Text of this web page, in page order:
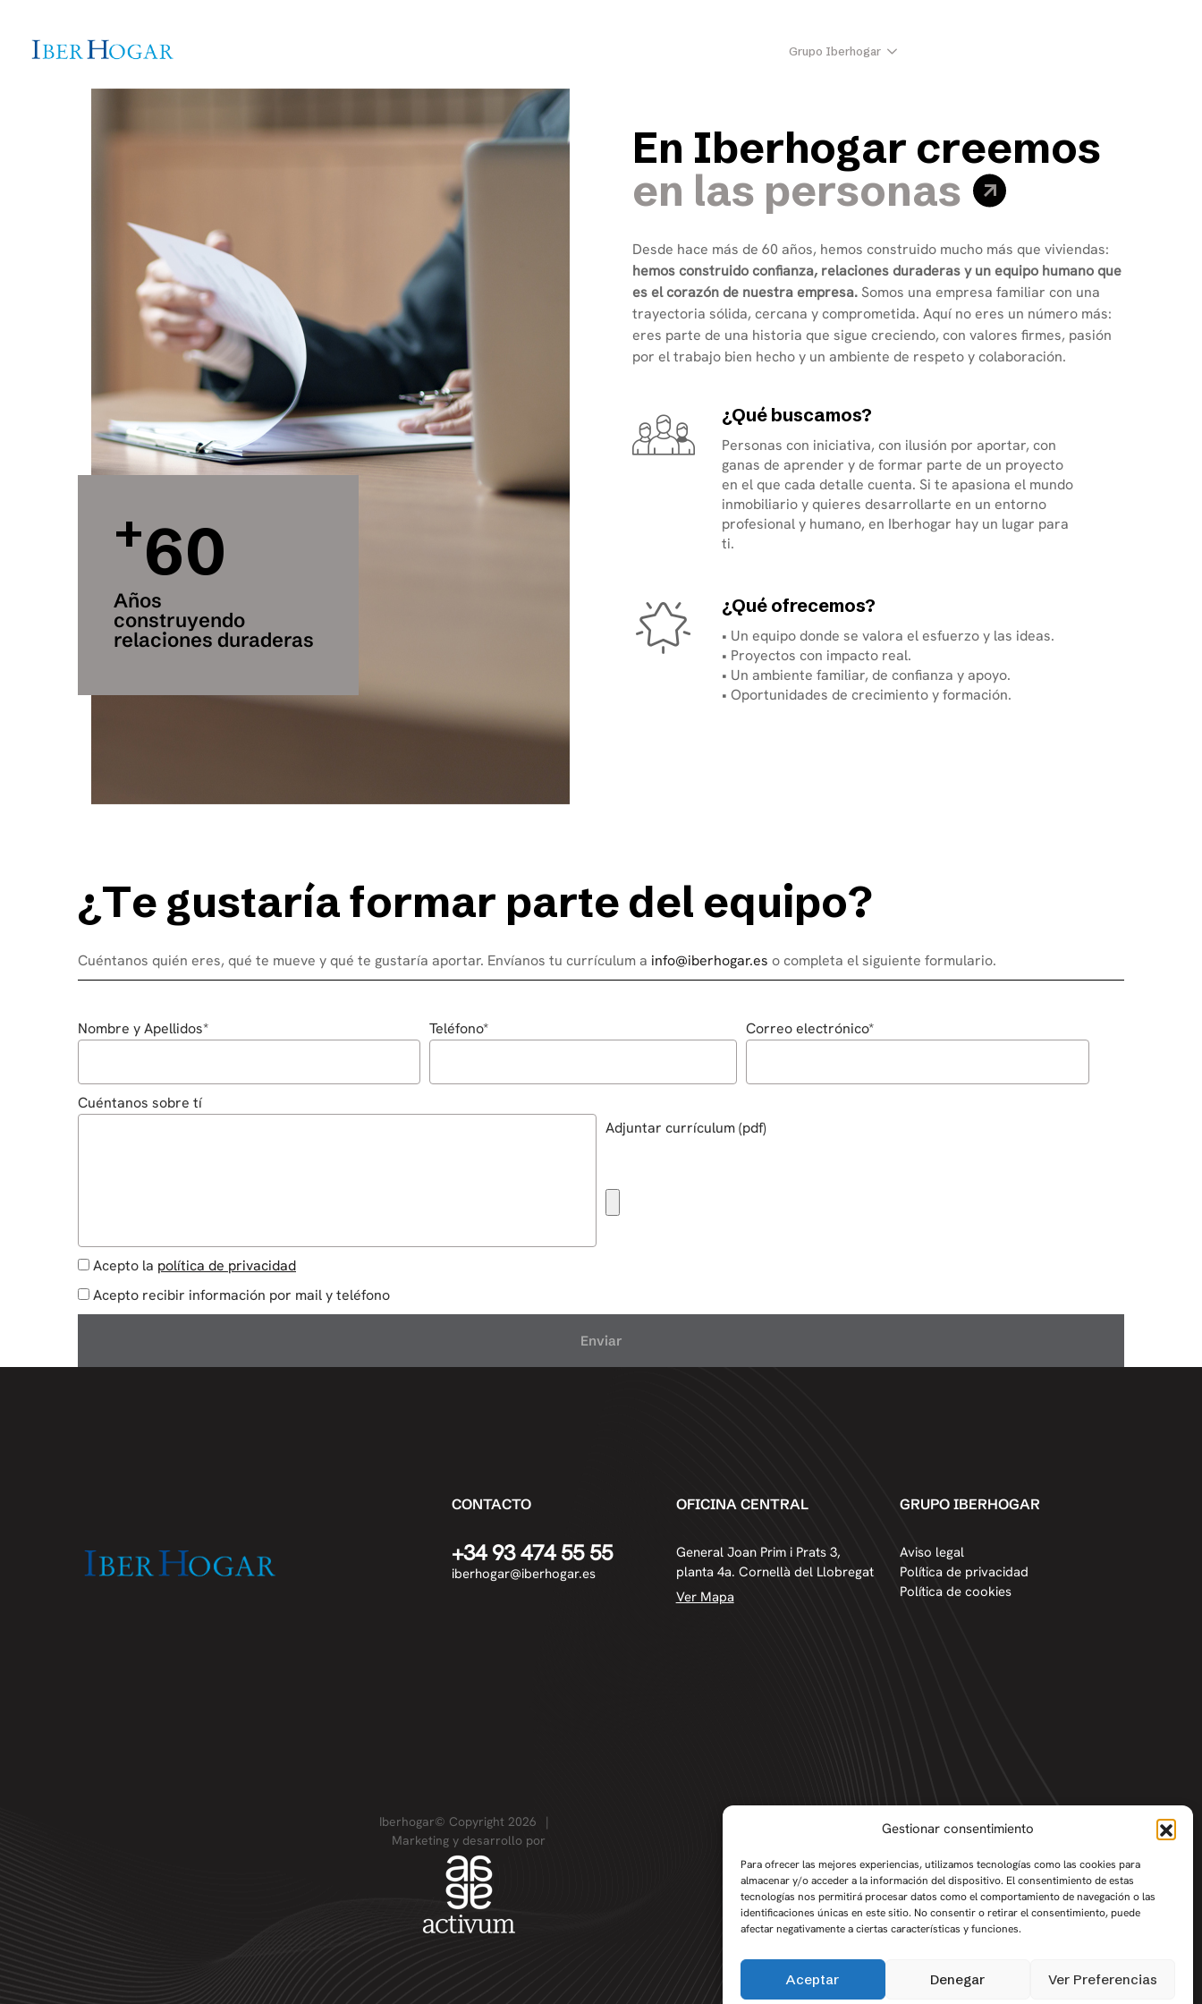
Gestionar consentimiento
Para ofrecer las mejores experiencias, utilizamos tecnologías como las cookies para
almacenar y/o acceder a la información del dispositivo. El consentimiento de estas
tecnologías nos permitirá procesar datos como el comportamiento de navegación o las
identificaciones únicas en este sitio. No consentir o retirar el consentimiento, puede
afectar negativamente a ciertas características y funciones.
Aceptar Denegar Ver Preferencias
Grupo Iberhogar
+60
Años
construyendo
relaciones duraderas
En Iberhogar creemos
en las personas
Desde hace más de 60 años, hemos construido mucho más que viviendas:
hemos construido confianza, relaciones duraderas y un equipo humano que
es el corazón de nuestra empresa.Somos una empresa familiar con una
trayectoria sólida, cercana y comprometida. Aquí no eres un número más:
eres parte de una historia que sigue creciendo, con valores firmes, pasión
por el trabajo bien hecho y un ambiente de respeto y colaboración.
¿Qué buscamos?
Personas con iniciativa, con ilusión por aportar, con
ganas de aprender y de formar parte de un proyecto
en el que cada detalle cuenta. Si te apasiona el mundo
inmobiliario y quieres desarrollarte en un entorno
profesional y humano, en Iberhogar hay un lugar para
ti.
¿Qué ofrecemos?
• Un equipo donde se valora el esfuerzo y las ideas.
• Proyectos con impacto real.
• Un ambiente familiar, de confianza y apoyo.
• Oportunidades de crecimiento y formación.
¿Te gustaríaformar parte del equipo?
Cuéntanos quién eres, qué te mueve y qué te gustaría aportar. Envíanos tu currículum a info@iberhogar.es o completa el siguiente formulario.
Nombre y Apellidos* Teléfono* Correo electrónico*
Cuéntanos sobre tí
Adjuntar currículum (pdf)
Acepto la política de privacidad
Acepto recibir información por mail y teléfono
Enviar
CONTACTO
+34 93 474 55 55
iberhogar@iberhogar.es
OFICINA CENTRAL
General Joan Prim i Prats 3,
planta 4a. Cornellà del Llobregat
Ver Mapa
GRUPO IBERHOGAR
Aviso legal
Política de privacidad
Política de cookies
Iberhogar© Copyright 2026
|
Marketing y desarrollo por